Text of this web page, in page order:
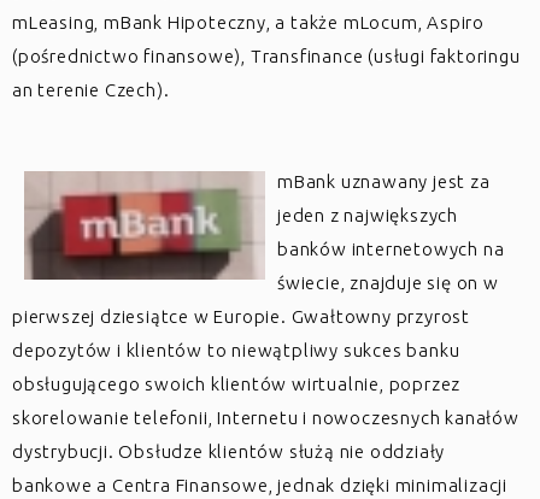
mLeasing, mBank Hipoteczny, a także mLocum, Aspiro
(pośrednictwo finansowe), Transfinance (usługi faktoringu
an terenie Czech).
mBank uznawany jest za
jeden z największych
banków internetowych na
świecie, znajduje się on w
pierwszej dziesiątce w Europie. Gwałtowny przyrost
depozytów i klientów to niewątpliwy sukces banku
obsługującego swoich klientów wirtualnie, poprzez
skorelowanie telefonii, Internetu i nowoczesnych kanałów
dystrybucji. Obsłudze klientów służą nie oddziały
bankowe a Centra Finansowe, jednak dzięki minimalizacji